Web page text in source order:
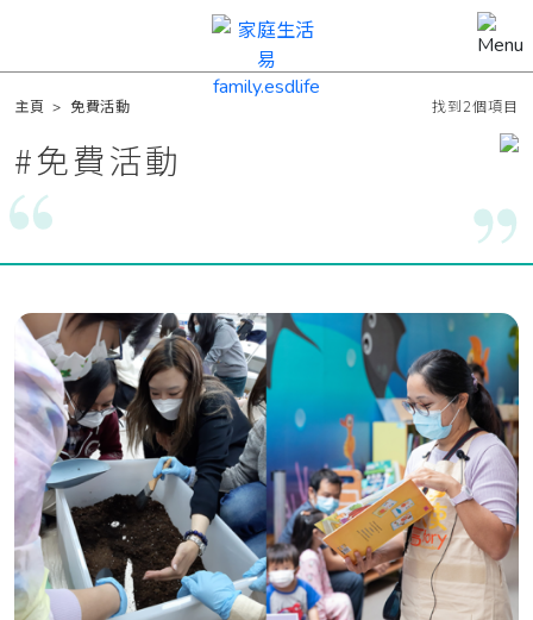
主頁 > 免費活動 找到2個項目
#免費活動